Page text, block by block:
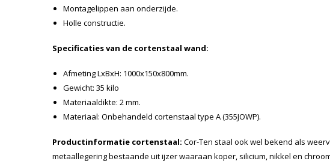
Montagelippen aan onderzijde.
Holle constructie.
Specificaties van de cortenstaal wand:
Afmeting LxBxH: 1000x150x800mm.
Gewicht: 35 kilo
Materiaaldikte: 2 mm.
Materiaal: Onbehandeld cortenstaal type A (355JOWP).
Productinformatie cortenstaal: Cor-Ten staal ook wel bekend als
metaallegering bestaande uit ijzer waaraan koper, silicium, nikkel en